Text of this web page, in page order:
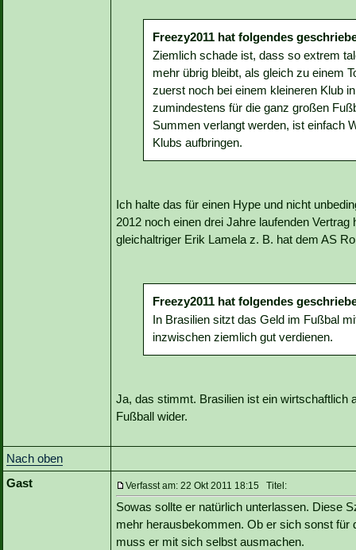
Freezy2011 hat folgendes
Ziemlich schade ist, dass so extrem
mehr übrig bleibt, als gleich zu einem
zuerst noch bei einem kleineren Klub
zumindestens für die ganz großen
Summen verlangt werden, ist einfach
Klubs aufbringen.
Ich halte das für einen Hype und nicht
2012 noch einen drei Jahre laufenden
gleichaltriger Erik Lamela z. B. hat dem AS
Freezy2011 hat folgendes
In Brasilien sitzt das Geld im Fußbal
inzwischen ziemlich gut verdienen.
Ja, das stimmt. Brasilien ist ein wirtschaftlich
Fußball wider.
Nach oben
Gast
Verfasst am: 22 Okt 2011 18:15 Titel:
Sowas sollte er natürlich unterlassen. Diese
mehr herausbekommen. Ob er sich sonst
muss er mit sich selbst ausmachen.